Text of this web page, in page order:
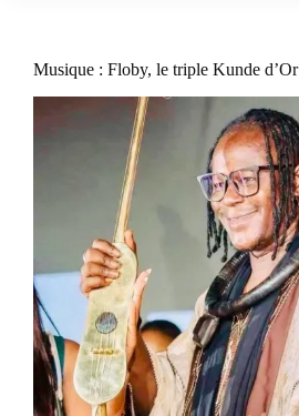
Musique : Floby, le triple Kunde d’Or